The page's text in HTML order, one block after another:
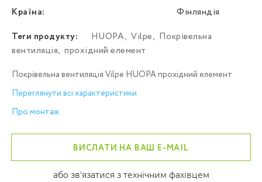
Країна:
Фінляндія
Теги продукту:
HUOPA, Vilpe, Покрівельна
вентиляція, прохідний елемент
Покрівельна вентиляція Vilpe HUOPA прохідний елемент
Переглянути всі характеристики
Про монтаж
ВИСЛАТИ НА ВАШ E-MAIL
або зв'язатися з технічним фахівцем